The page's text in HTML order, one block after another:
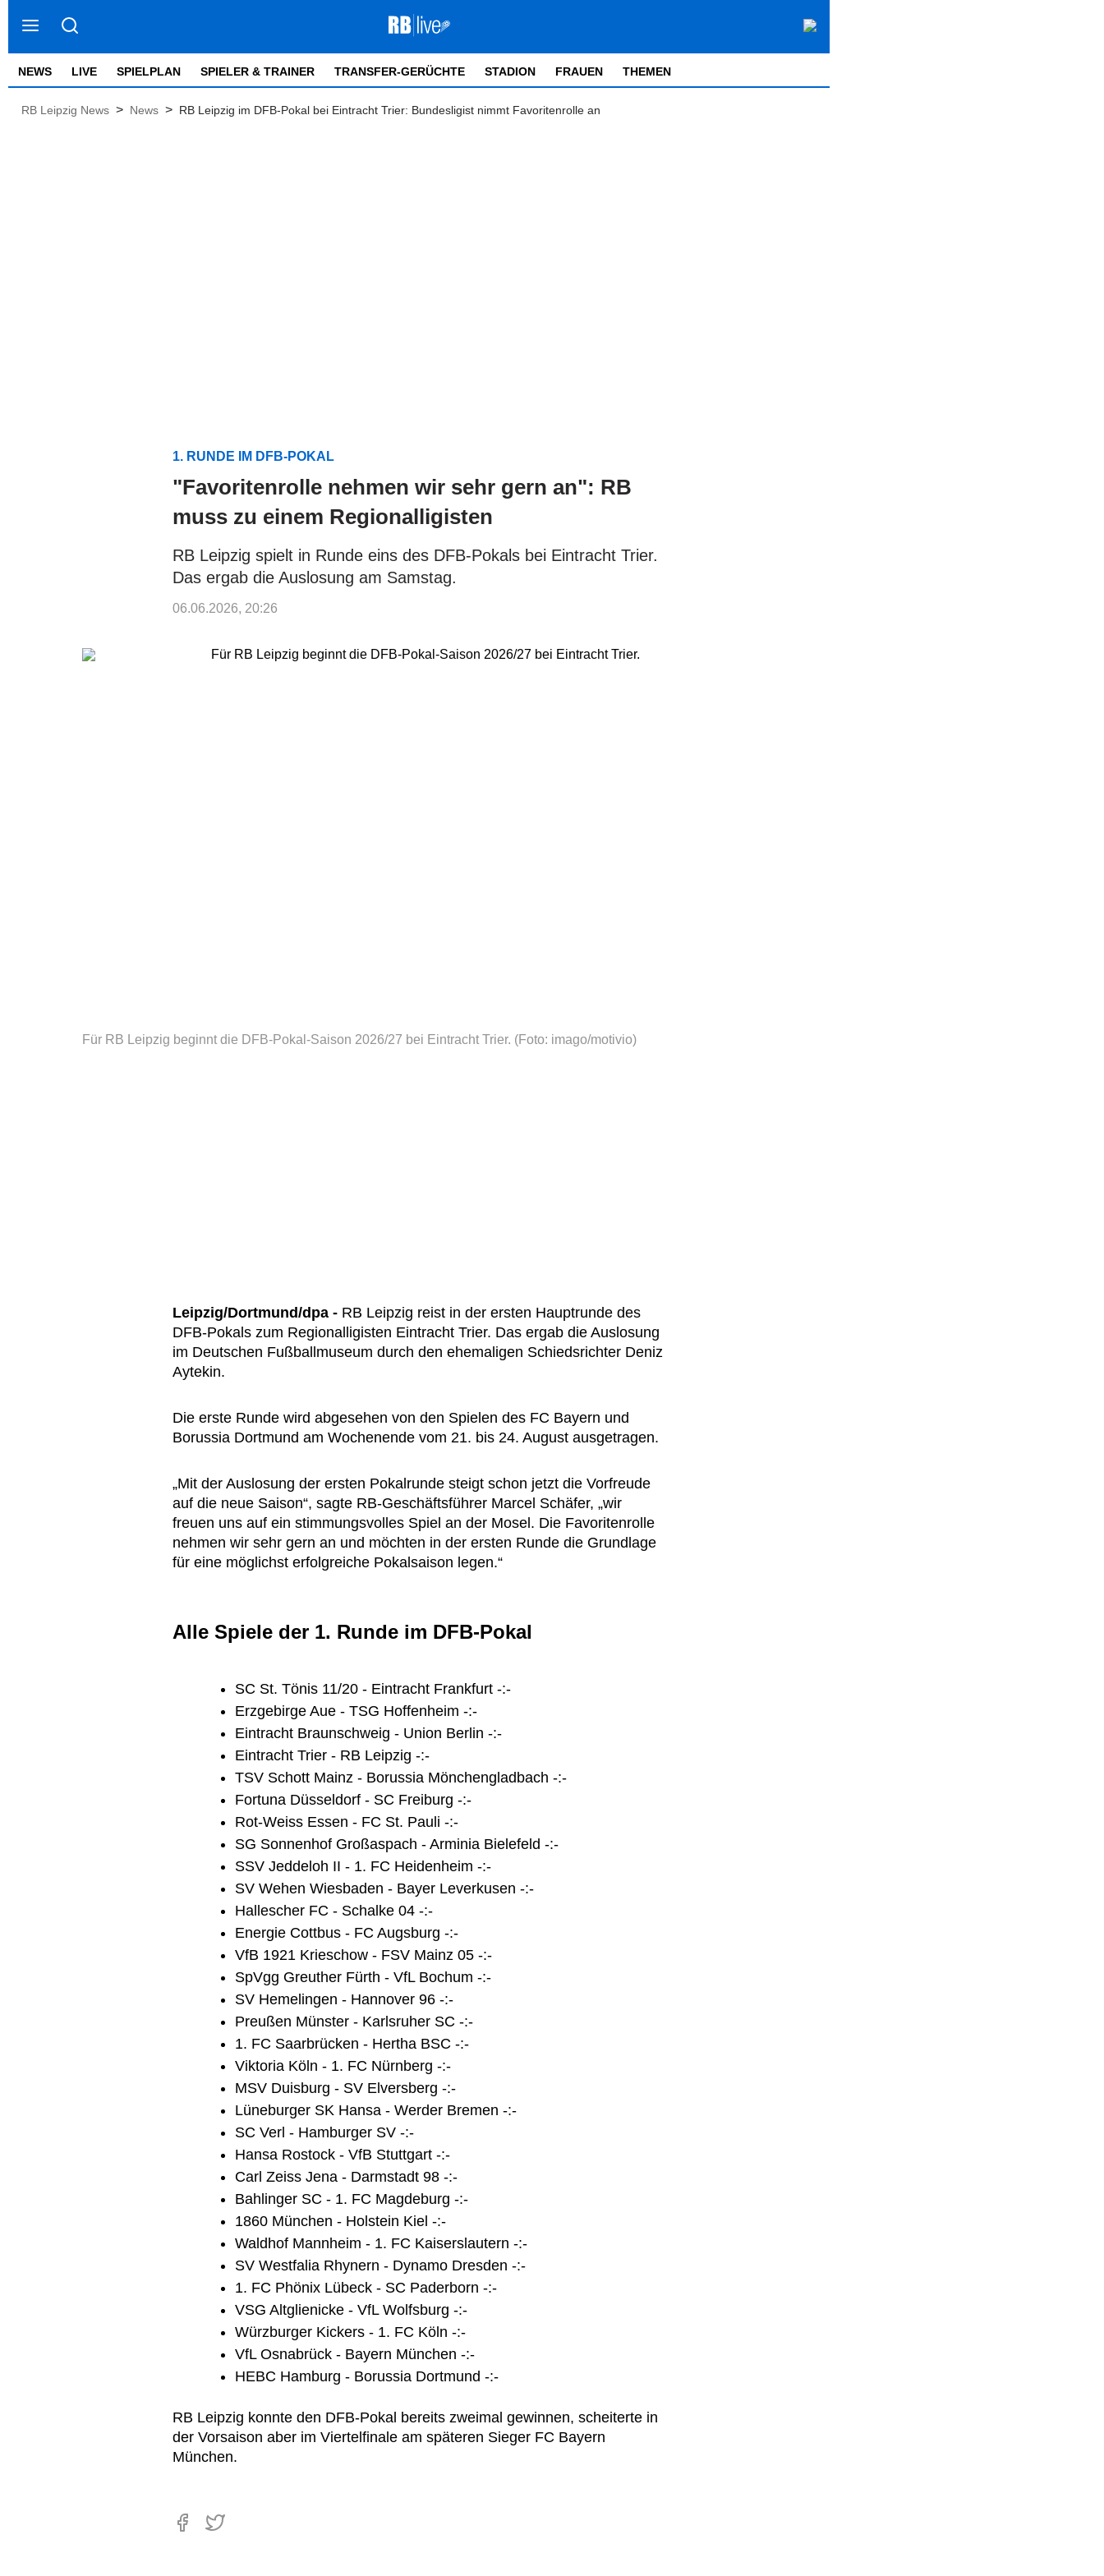
NEWS LIVE SPIELPLAN SPIELER & TRAINER TRANSFER-GERÜCHTE STADION FRAUEN THEMEN
RB Leipzig News > News > RB Leipzig im DFB-Pokal bei Eintracht Trier: Bundesligist nimmt Favoritenrolle an
1. RUNDE IM DFB-POKAL
"Favoritenrolle nehmen wir sehr gern an": RB
muss zu einem Regionalligisten
RB Leipzig spielt in Runde eins des DFB-Pokals bei Eintracht Trier.
Das ergab die Auslosung am Samstag.
06.06.2026, 20:26
Für RB Leipzig beginnt die DFB-Pokal-Saison 2026/27 bei Eintracht Trier. (Foto: imago/motivio)
Leipzig/Dortmund/dpa - RB Leipzig reist in der ersten Hauptrunde des
DFB-Pokals zum Regionalligisten Eintracht Trier. Das ergab die Auslosung
im Deutschen Fußballmuseum durch den ehemaligen Schiedsrichter Deniz
Aytekin.
Die erste Runde wird abgesehen von den Spielen des FC Bayern und
Borussia Dortmund am Wochenende vom 21. bis 24. August ausgetragen.
„Mit der Auslosung der ersten Pokalrunde steigt schon jetzt die Vorfreude
auf die neue Saison“, sagte RB-Geschäftsführer Marcel Schäfer, „wir
freuen uns auf ein stimmungsvolles Spiel an der Mosel. Die Favoritenrolle
nehmen wir sehr gern an und möchten in der ersten Runde die Grundlage
für eine möglichst erfolgreiche Pokalsaison legen.“
Alle Spiele der 1. Runde im DFB-Pokal
SC St. Tönis 11/20 - Eintracht Frankfurt -:-
Erzgebirge Aue - TSG Hoffenheim -:-
Eintracht Braunschweig - Union Berlin -:-
Eintracht Trier - RB Leipzig -:-
TSV Schott Mainz - Borussia Mönchengladbach -:-
Fortuna Düsseldorf - SC Freiburg -:-
Rot-Weiss Essen - FC St. Pauli -:-
SG Sonnenhof Großaspach - Arminia Bielefeld -:-
SSV Jeddeloh II - 1. FC Heidenheim -:-
SV Wehen Wiesbaden - Bayer Leverkusen -:-
Hallescher FC - Schalke 04 -:-
Energie Cottbus - FC Augsburg -:-
VfB 1921 Krieschow - FSV Mainz 05 -:-
SpVgg Greuther Fürth - VfL Bochum -:-
SV Hemelingen - Hannover 96 -:-
Preußen Münster - Karlsruher SC -:-
1. FC Saarbrücken - Hertha BSC -:-
Viktoria Köln - 1. FC Nürnberg -:-
MSV Duisburg - SV Elversberg -:-
Lüneburger SK Hansa - Werder Bremen -:-
SC Verl - Hamburger SV -:-
Hansa Rostock - VfB Stuttgart -:-
Carl Zeiss Jena - Darmstadt 98 -:-
Bahlinger SC - 1. FC Magdeburg -:-
1860 München - Holstein Kiel -:-
Waldhof Mannheim - 1. FC Kaiserslautern -:-
SV Westfalia Rhynern - Dynamo Dresden -:-
1. FC Phönix Lübeck - SC Paderborn -:-
VSG Altglienicke - VfL Wolfsburg -:-
Würzburger Kickers - 1. FC Köln -:-
VfL Osnabrück - Bayern München -:-
HEBC Hamburg - Borussia Dortmund -:-
RB Leipzig konnte den DFB-Pokal bereits zweimal gewinnen, scheiterte in
der Vorsaison aber im Viertelfinale am späteren Sieger FC Bayern
München.